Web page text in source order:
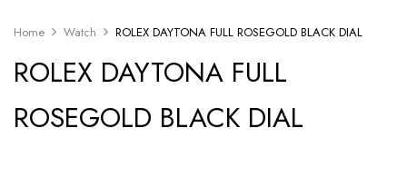
Home Watch ROLEX DAYTONA FULL ROSEGOLD BLACK DIAL
ROLEX DAYTONA FULL
ROSEGOLD BLACK DIAL